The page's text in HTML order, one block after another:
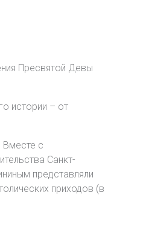
Пресвятой Девы
истории – от
Вместе с
Санкт-
представляли
приходов (в